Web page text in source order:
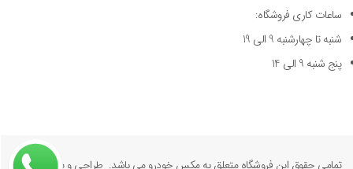
ساعات کاری فروشگاه:
شنبه تا چهارشنبه 9 الی 19
پنج شنبه 9 الی 14
تمامی حقوق این فروشگاه متعلق به مکس خودرو می باشد. طراحی و پیاده سازی